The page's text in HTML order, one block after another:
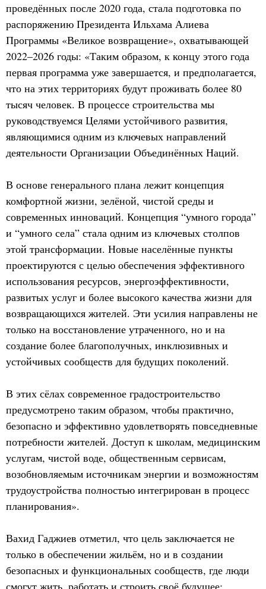
проведённых после 2020 года, стала подготовка по
распоряжению Президента Ильхама Алиева
Программы «Великое возвращение», охватывающей
2022–2026 годы: «Таким образом, к концу этого года
первая программа уже завершается, и предполагается,
что на этих территориях будут проживать более 80
тысяч человек. В процессе строительства мы
руководствуемся Целями устойчивого развития,
являющимися одним из ключевых направлений
деятельности Организации Объединённых Наций.
В основе генерального плана лежит концепция
комфортной жизни, зелёной, чистой среды и
современных инноваций. Концепция “умного города”
и “умного села” стала одним из ключевых столпов
этой трансформации. Новые населённые пункты
проектируются с целью обеспечения эффективного
использования ресурсов, энергоэффективности,
развитых услуг и более высокого качества жизни для
возвращающихся жителей. Эти усилия направлены не
только на восстановление утраченного, но и на
создание более благополучных, инклюзивных и
устойчивых сообществ для будущих поколений.
В этих сёлах современное градостроительство
предусмотрено таким образом, чтобы практично,
безопасно и эффективно удовлетворять повседневные
потребности жителей. Доступ к школам, медицинским
услугам, чистой воде, общественным сервисам,
возобновляемым источникам энергии и возможностям
трудоустройства полностью интегрирован в процесс
планирования».
Вахид Гаджиев отметил, что цель заключается не
только в обеспечении жильём, но и в создании
безопасных и функциональных сообществ, где люди
смогут жить, работать и строить своё будущее: